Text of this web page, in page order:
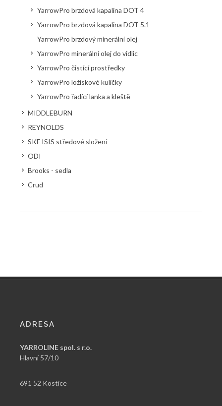
YarrowPro brzdová kapalina DOT 4
YarrowPro brzdová kapalina DOT 5.1
YarrowPro brzdový minerální olej
YarrowPro minerální olej do vidlic
YarrowPro čistící prostředky
YarrowPro ložiskové kuličky
YarrowPro řadící lanka a kleště
MIDDLEBURN
REYNOLDS
SKF ISIS středové složení
ODI
Brooks - sedla
Crud
ADRESA
YARROLINE spol. s r.o.
Hlavní 57/10
691 52 Kostice